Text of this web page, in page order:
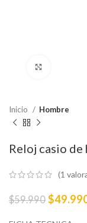
Inicio Hombre
Reloj casio
(1
$59.990 $